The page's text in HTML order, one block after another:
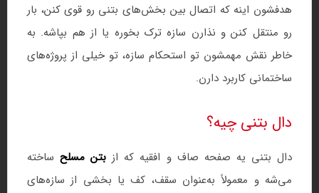
هدفشون اینه که اتصال بین بخش‌های بتنی رو قوی کنن، بار
رو منتقل کنن و نذارن سازه ترک بخوره یا از هم بپاشه. به
خاطر نقش مهمشون تو استحکام سازه، تو خیلی از پروژه‌های
ساختمانی کاربرد دارن.
دال بتنی چیه؟
دال بتنی یه صفحه صاف و افقیه که از بتن مسلحساخته
می‌شه و معمولاً به‌عنوان سقف، کف یا بخشی از سازه‌های